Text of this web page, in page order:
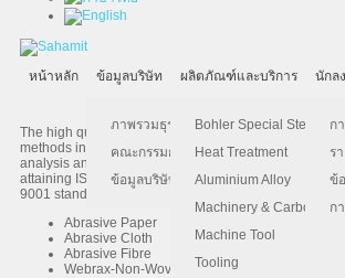
หน้าหลัก ข้อมูลบริษัท
ภาพรวมธุรกิจ
คณะกรรมการบริษัท
ข้อมูลบริษัท
ผลิตภัณฑ์และบริการ
Bohler Special Steel
Heat Treatment
Aluminium Alloy
Machinery & Carbon
Machine Tool
Tooling
นักล
ก
ร
ข้
ก
The high quality of Hermes is guaranteed by using the
methods in the manufacturing process, such as
analysis and statistical process control
attaining ISO 9002 Certification in 1994 and our re-
9001 standards in March of 1999.
Abrasive Paper
Abrasive Cloth
Abrasive Fibre
Webrax-Non-Wovenweb